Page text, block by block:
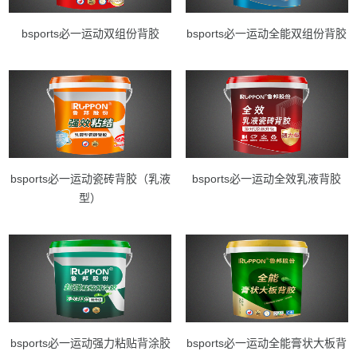
bsports必一运动双组份背胶 bsports必一运动全能双组份背胶
bsports必一运动瓷砖背胶（乳液
型）
bsports必一运动全效乳液背胶
bsports必一运动强力粘贴背涂胶
bsports必一运动全能膏状大板背